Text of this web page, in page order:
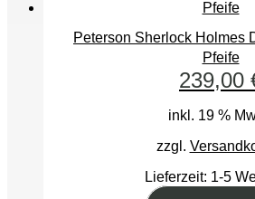
Peterson Sherlock Holmes
Pfeife
239,00
inkl. 19 %
zzgl.
Lieferzeit: 1-5